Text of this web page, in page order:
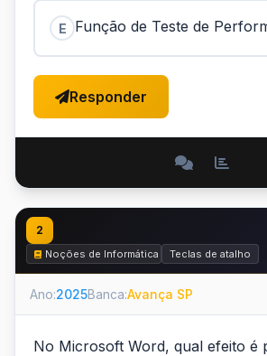
E Função de Teste de
Responder
2
Noções de Informática
Teclas de atalho
Ano:2025Banca:Avança SP
No Microsoft Word, qual efeito é